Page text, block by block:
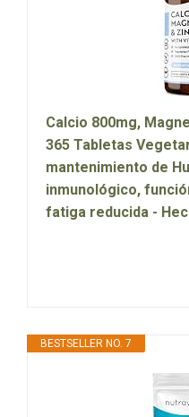
Calcio 800mg,
365 Tabletas
mantenimiento de
inmunológico,
fatiga reducida -
BESTSELLER NO. 7